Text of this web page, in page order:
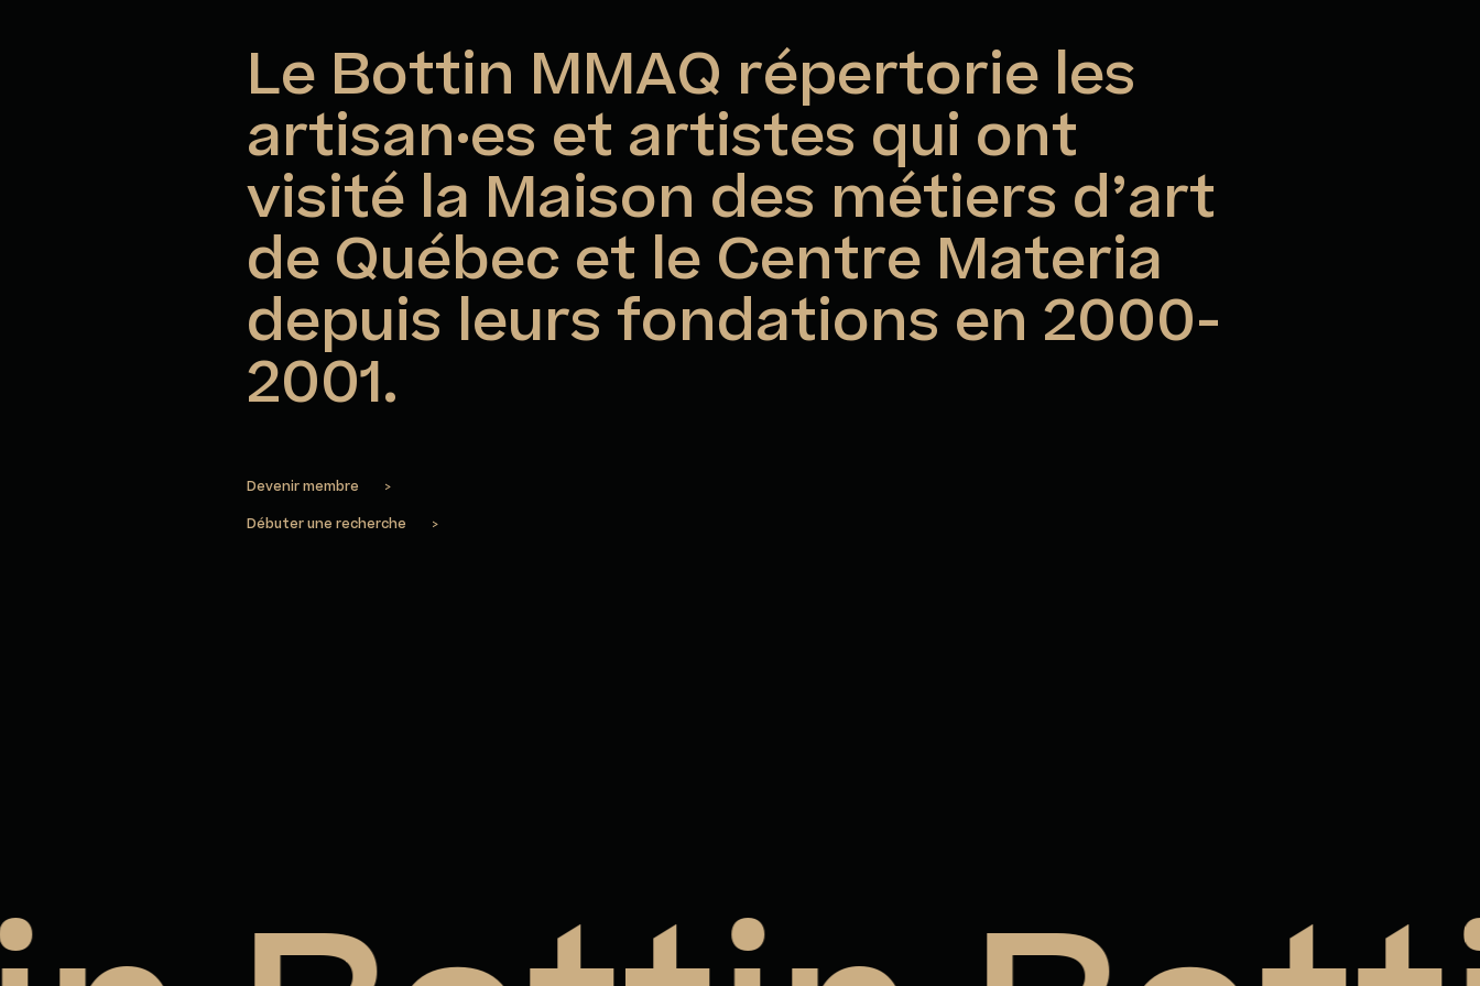
Le Bottin MMAQ répertorie les
artisan·es et artistes qui ont
visité la Maison des métiers d’art
de Québec et le Centre Materia
depuis leurs fondations en 2000-
2001.
Devenir membre
>
Débuter une recherche
>